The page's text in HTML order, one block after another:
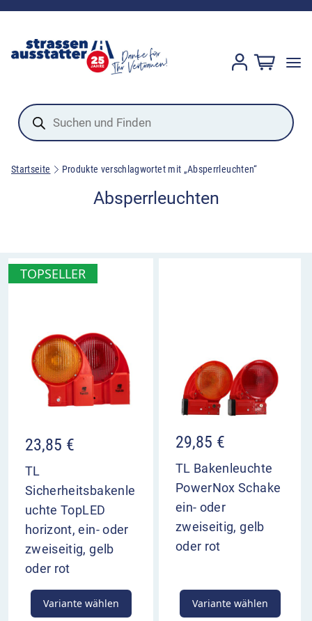
Products
search
Startseite Produkte verschlagwortet mit „Absperrleuchten“
Absperrleuchten
TOPSELLER
23,85 €
TL
Sicherheitsbakenle
uchte TopLED
horizont, ein- oder
zweiseitig, gelb
oder rot
Variante wählen
29,85 €
TL Bakenleuchte
PowerNox Schake
ein- oder
zweiseitig, gelb
oder rot
Variante wählen